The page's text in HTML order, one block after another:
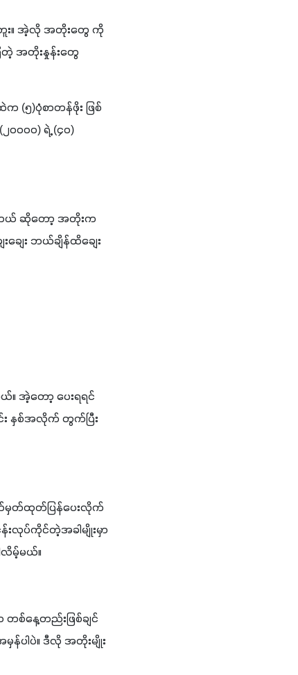
ဘူး။ အဲ့လို အတိုးတွေ ကို
တဲ့ အတိုးနှုန်းတွေ
(၅)ပုံစာတန်ဖိုး ဖြစ်
၀၀၀၀) ရဲ့ (၄၀)
တယ် ဆိုတော့ အတိုးက
ေး ဘယ်ချိန်ထိချေး
။ အဲ့တော့ ပေးရရင်
နှစ်အလိုက် တွက်ပြီး
မှတ်ထုတ်ပြန်ပေးလိုက်
ပ်ကိုင်တဲ့အခါမျိုးမှာ
လိမ့်မယ်။
တစ်နေ့တည်းဖြစ်ချင်
န်ပါပဲ။ ဒီလို အတိုးမျိုး